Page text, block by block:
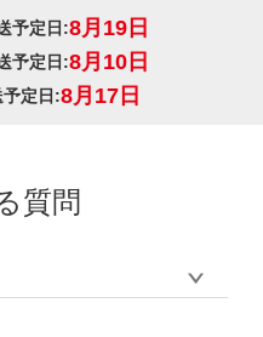
予定日:8月19日
予定日:8月10日
予定日:8月17日
質問